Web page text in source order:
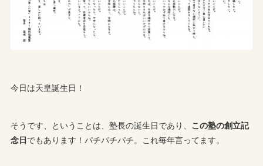
今日は天皇誕生日！
そうです、ということは、塾長の誕生日であり、 この塾の創立記
念日でもあります！パチパチパチ。これ毎年言ってます。